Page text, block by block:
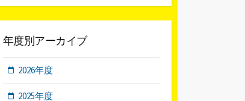
年度別アーカイブ
2026年度
2025年度